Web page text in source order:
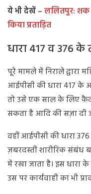
ये भी देखें –ललितपुर: शक
किया प्रताड़ित
धारा 417 व 376
पूरे मामले में निराले द्वारा
आईपीसी की धारा 417 के
तो उसे एक साल के लिए
सकता है आदि की सज़ा दी
वहीं आईपीसी की धारा
ज़बरदस्ती शारीरिक संबंध
में रखा जाता है। इस धारा
उस पर कार्यवाही का भी